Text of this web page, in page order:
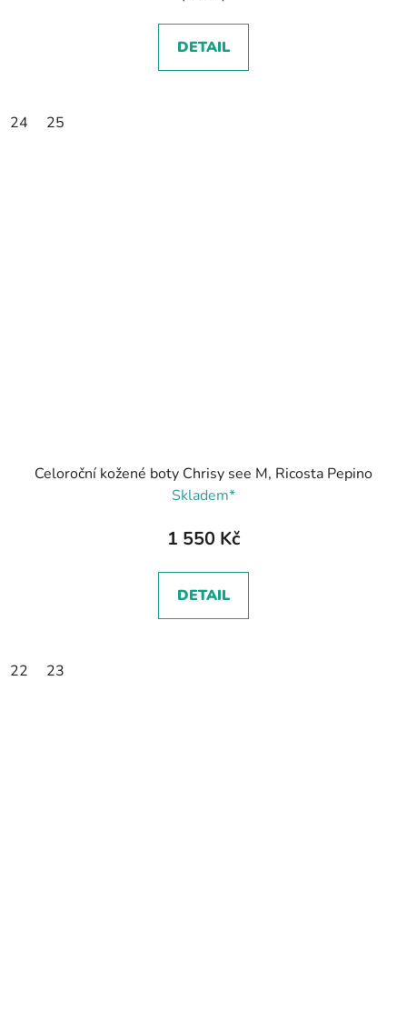
DETAIL
24 25
Celoroční kožené boty Chrisy see M, Ricosta Pepino
Skladem*
1 550 Kč
DETAIL
22 23